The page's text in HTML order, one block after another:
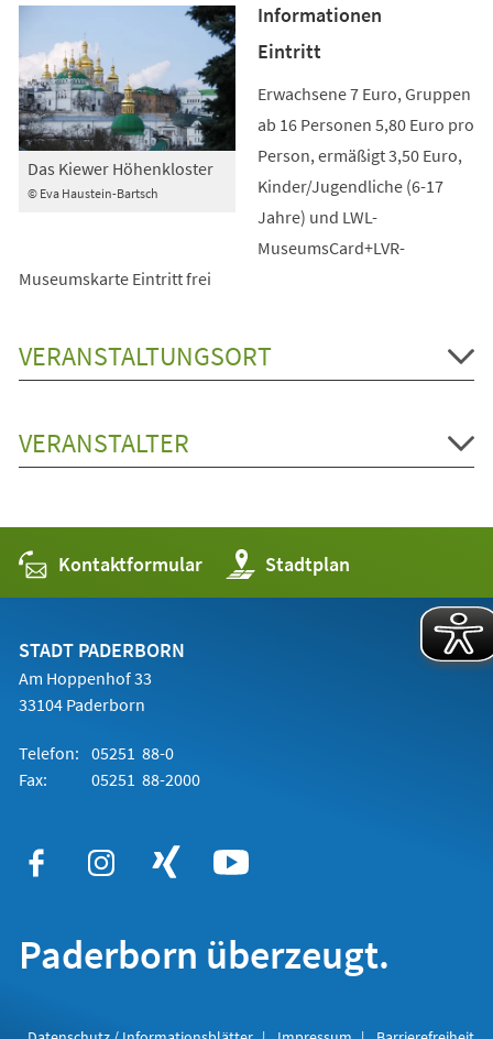
© Eva Haustein-Bartsch
Das Kiewer Höhenkloster
Informationen
Eintritt
Erwachsene 7 Euro, Gruppen
ab 16 Personen 5,80 Euro pro
Person, ermäßigt 3,50 Euro,
Kinder/Jugendliche (6-17
Jahre) und LWL-
MuseumsCard+LVR-
Museumskarte Eintritt frei
VERANSTALTUNGSORT
VERANSTALTER
Kontaktformular Stadtplan
(Öffnet
in
einem
STADT PADERBORN
Am Hoppenhof 33
33104 Paderborn
Telefon: 05251 88-0
Fax:
05251 88-2000
Paderborn überzeugt.